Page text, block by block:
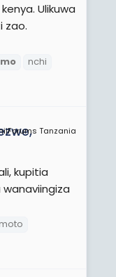
Ulikuwa
zao.
nchi
Tanzania
kupitia
wanaviingiza